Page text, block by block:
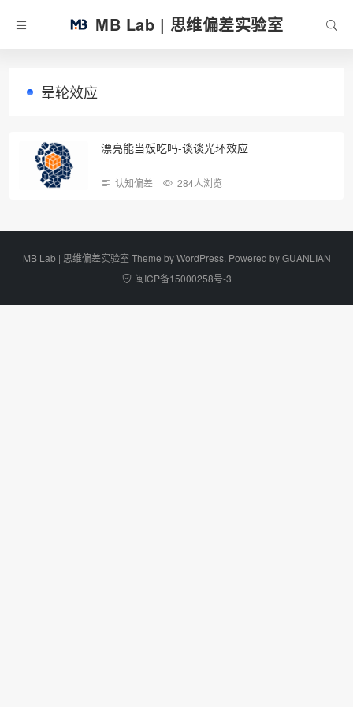
MB Lab | 思维偏差实验室
晕轮效应
漂亮能当饭吃吗-谈谈光环效应
认知偏差 284人浏览
MB Lab | 思维偏差实验室 Theme byWordPress. Powered byGUANLIAN
闽ICP备15000258号-3